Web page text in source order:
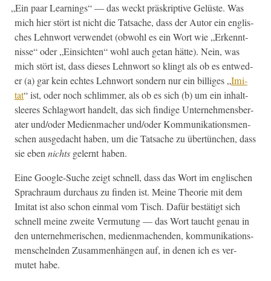
„Ein paar Learn­ings“ — das weckt präskrip­tive Gelüste. Was
mich hier stört ist nicht die Tat­sache, dass der Autor ein englis­
ches Lehn­wort ver­wen­det (obwohl es ein Wort wie „Erken­nt­
nisse“ oder „Ein­sicht­en“ wohl auch getan hätte). Nein, was
mich stört ist, dass dieses Lehn­wort so klingt als ob es entwed­
er (a) gar kein echt­es Lehn­wort son­dern nur ein bil­liges „Imi­
tat“ ist, oder noch schlim­mer, als ob es sich (b) um ein inhalt­
sleeres Schlag­wort han­delt, das sich find­i­ge Unternehmens­ber­
ater und/oder Medi­en­mach­er und/oder Kom­mu­nika­tion­s­men­
schen aus­gedacht haben, um die Tat­sache zu übertünchen, dass
sie ebennichts gel­ernt haben.
Eine Google-Suche zeigt schnell, dass das Wort im englis­chen
Sprachraum dur­chaus zu find­en ist. Meine The­o­rie mit dem
Imi­tat ist also schon ein­mal vom Tisch. Dafür bestätigt sich
schnell meine zweite Ver­mu­tung — das Wort taucht genau in
den unternehmerischen, medi­en­machen­den, kom­mu­nika­tion­s­
men­schel­nden Zusam­men­hän­gen auf, in denen ich es ver­
mutet habe.